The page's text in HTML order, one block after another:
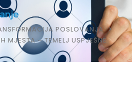
POSLOVANJA
MJESTA – TEMELJ USPJEŠNE